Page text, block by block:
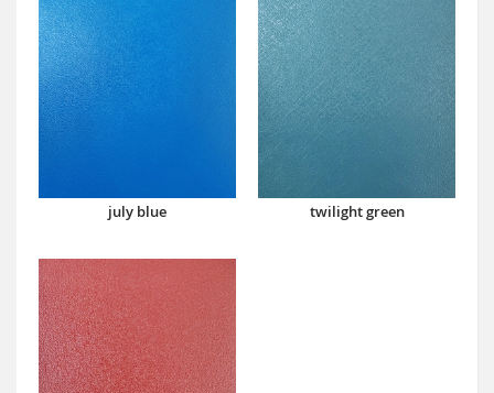
july blue twilight green